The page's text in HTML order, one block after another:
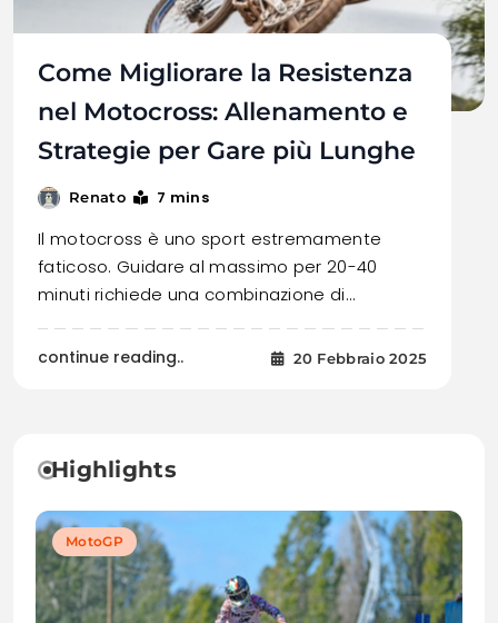
Come Migliorare la Resistenza
nel Motocross: Allenamento e
Strategie per Gare più Lunghe
Renato 7 mins
Il motocross è uno sport estremamente
faticoso. Guidare al massimo per 20-40
minuti richiede una combinazione di…
continue reading.. 20 Febbraio 2025
Highlights
MotoGP
MotoGP
MotoGP
MotoGP